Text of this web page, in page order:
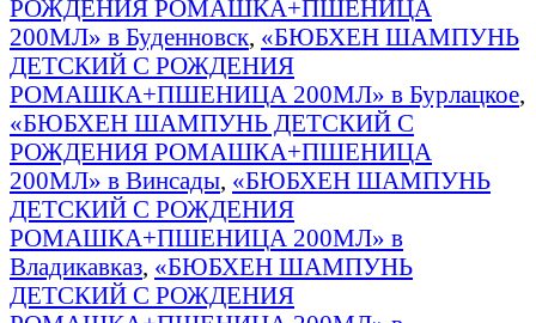
РОЖДЕНИЯ РОМАШКА+ПШЕНИЦА
200МЛ» в Буденновск, «БЮБХЕН ШАМПУНЬ
ДЕТСКИЙ С РОЖДЕНИЯ
РОМАШКА+ПШЕНИЦА 200МЛ» в Бурлацкое,
«БЮБХЕН ШАМПУНЬ ДЕТСКИЙ С
РОЖДЕНИЯ РОМАШКА+ПШЕНИЦА
200МЛ» в Винсады, «БЮБХЕН ШАМПУНЬ
ДЕТСКИЙ С РОЖДЕНИЯ
РОМАШКА+ПШЕНИЦА 200МЛ» в
Владикавказ, «БЮБХЕН ШАМПУНЬ
ДЕТСКИЙ С РОЖДЕНИЯ